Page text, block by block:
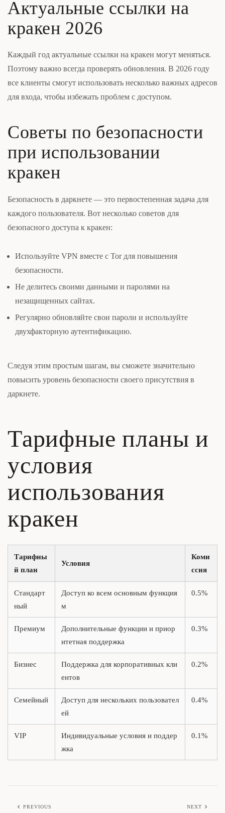
Актуальные ссылки на
кракен 2026
Каждый год актуальные ссылки на кракен могут меняться.
Поэтому важно всегда проверять обновления. В 2026 году
все клиенты смогут использовать несколько важных адресов
для входа, чтобы избежать проблем с доступом.
Советы по безопасности
при использовании
кракен
Безопасность в даркнете — это первостепенная задача для
каждого пользователя. Вот несколько советов для
безопасного доступа к кракен:
Используйте VPN вместе с Tor для повышения
безопасности.
Не делитесь своими данными и паролями на
незащищенных сайтах.
Регулярно обновляйте свои пароли и используйте
двухфакторную аутентификацию.
Следуя этим простым шагам, вы сможете значительно
повысить уровень безопасности своего присутствия в
даркнете.
Тарифные планы и
условия
использования
кракен
Тарифны
й план
Условия
Коми
ссия
Стандарт
ный
Доступ ко всем основным функция
м
0.5%
Премиум
Дополнительные функции и приор
итетная поддержка
0.3%
Бизнес
Поддержка для корпоративных кли
ентов
0.2%
Семейный
Доступ для нескольких пользовател
ей
0.4%
VIP
Индивидуальные условия и поддер
жка
0.1%
PREVIOUS NEXT